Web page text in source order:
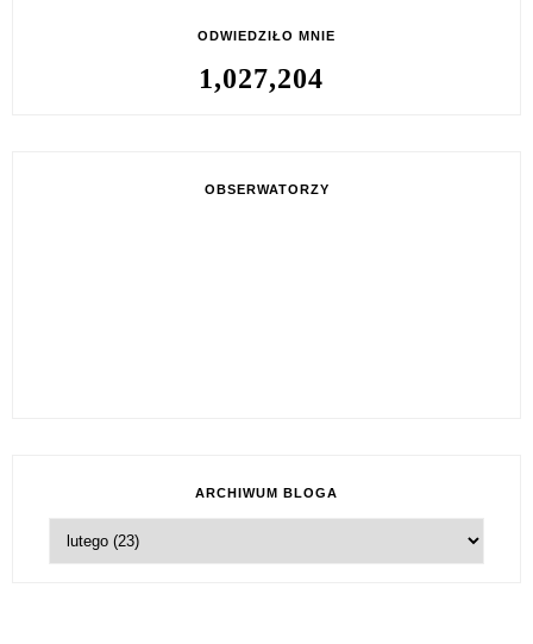
ODWIEDZIŁO MNIE
1,027,204
OBSERWATORZY
ARCHIWUM BLOGA